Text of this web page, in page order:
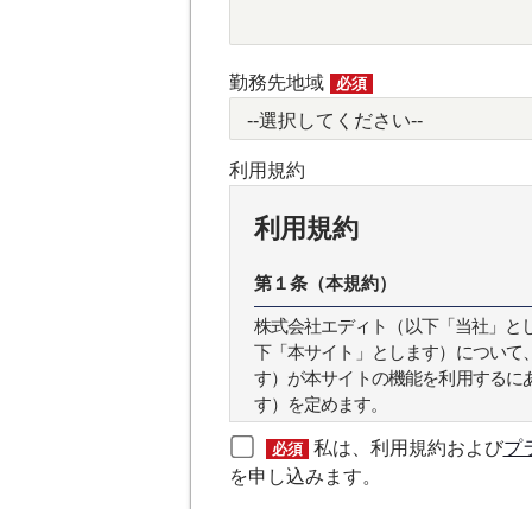
勤務先地域 必須
利用規約
利用規約
第１条（本規約）
株式会社エディト（以下「当社」と
下「本サイト」とします）について
す）が本サイトの機能を利用するに
す）を定めます。
第２条（本規約の範囲）
必須 私は、利用規約およびプ
を申し込みます。